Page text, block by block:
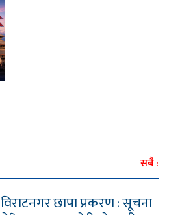
सबै :
विराटनगर छापा प्रकरण : सूचना